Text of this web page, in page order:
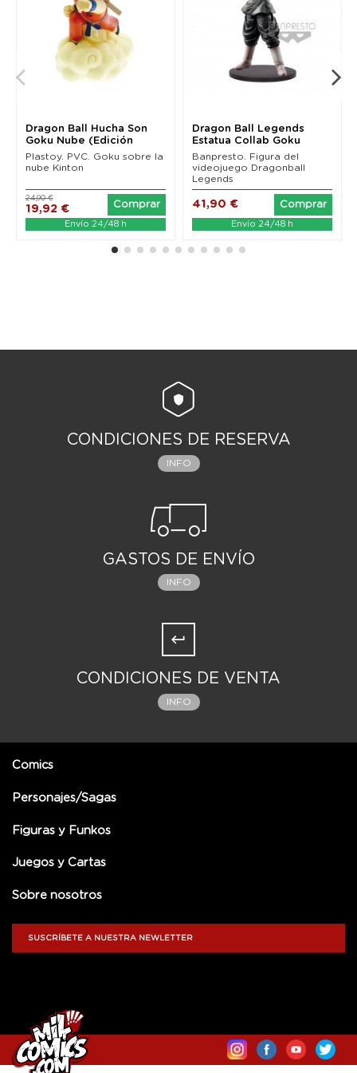
Dragon Ball Hucha Son
Goku Nube (Edición
anterior) 21 cm
Plastoy. PVC. Goku sobre la
nube Kinton
19,92 €
24,90 €
Comprar
Envío 24/48 h
Dragon Ball Legends
Estatua Collab Goku
Black 23 cm
Banpresto. Figura del
videojuego Dragonball
Legends
41,90 € Comprar
Envío 24/48 h
CONDICIONES DE RESERVA
INFO
GASTOS DE ENVÍO
INFO
CONDICIONES DE VENTA
INFO
Comics
Personajes/Sagas
Figuras y Funkos
Juegos y Cartas
Sobre nosotros
SUSCRÍBETE A NUESTRA NEWLETTER